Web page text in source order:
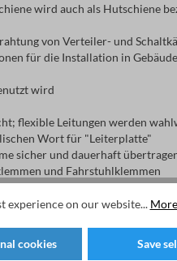
wird auch als Hutschiene
von Verteiler- und
für die Installation in
wird
flexible Leitungen werden
Wort für "Leiterplatte"
sicher und dauerhaft
und Fahrstuhlklemmen
oder WAGO-
Adern ermöglichen
in der
Magnetklemmen
experience on our website...
cookies Save